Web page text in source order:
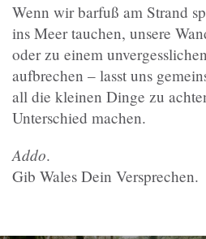
Wenn wir barfuß am Strand
ins Meer tauchen, unsere
oder zu einem
aufbrechen – lasst uns
all die kleinen Dinge zu
Unterschied machen.
Addo.
Gib Wales Dein Versprechen.